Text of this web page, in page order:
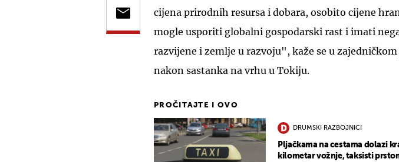
cijena prirodnih resursa i dobara, osobito cijene
mogle usporiti globalni gospodarski rast i imati
razvijene i zemlje u razvoju", kaže se u
nakon sastanka na vrhu u Tokiju.
PROČITAJTE I OVO
DRUMSKI RAZBOJNICI
Pljačkama na cestama dolazi
kilometar vožnje, taksisti